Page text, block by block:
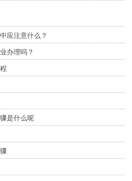
应注意什么？
办理吗？
是什么呢